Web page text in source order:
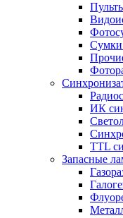
Сумки
ИК
TTL
Запасные